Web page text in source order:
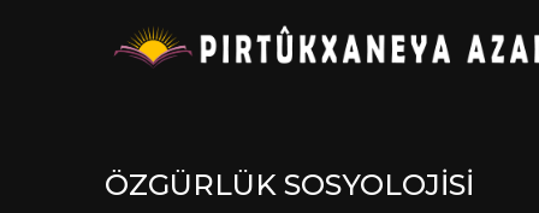
ÖZGÜRLÜK SOSYOLOJISI